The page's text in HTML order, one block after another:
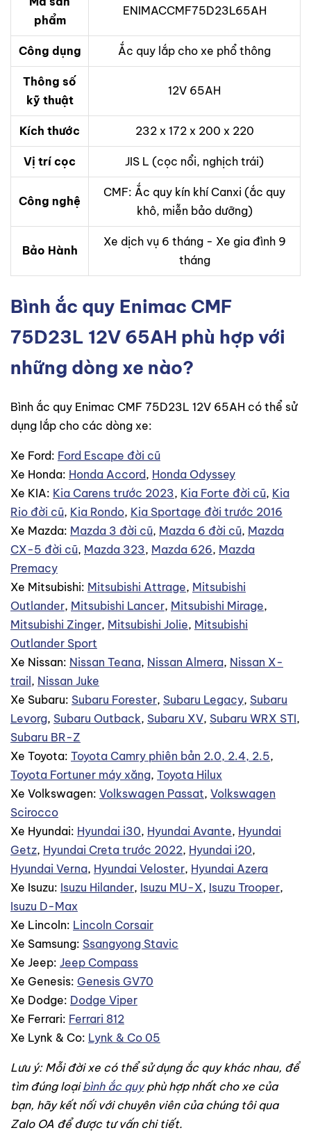
phẩm
ENIMACCMF75D23L65AH
Công dụng Ắc quy lắp cho xe phổ thông
Thông số
kỹ thuật
12V 65AH
Kích thước 232 x 172 x 200 x 220
Vị trí cọc JIS L (cọc nổi, nghịch trái)
Công nghệ
CMF: Ắc quy kín khí Canxi (ắc quy
khô, miễn bảo dưỡng)
Bảo Hành
Xe dịch vụ 6 tháng - Xe gia đình 9
tháng
Bình ắc quy Enimac CMF
75D23L 12V 65AH phù hợp với
những dòng xe nào?
Bình ắc quy Enimac CMF 75D23L 12V 65AH có thể sử
dụng lắp cho các dòng xe:
Xe Ford: Ford Escape đời cũ
Xe Honda: Honda Accord, Honda Odyssey
Xe KIA: Kia Carens trước 2023, Kia Forte đời cũ, Kia
Rio đời cũ, Kia Rondo, Kia Sportage đời trước 2016
Xe Mazda: Mazda 3 đời cũ, Mazda 6 đời cũ, Mazda
CX-5 đời cũ, Mazda 323, Mazda 626, Mazda
Premacy
Xe Mitsubishi: Mitsubishi Attrage, Mitsubishi
Outlander, Mitsubishi Lancer, Mitsubishi Mirage,
Mitsubishi Zinger, Mitsubishi Jolie, Mitsubishi
Outlander Sport
Xe Nissan: Nissan Teana, Nissan Almera, Nissan X-
trail , Nissan Juke
Xe Subaru: Subaru Forester, Subaru Legacy, Subaru
Levorg, Subaru Outback, Subaru XV, Subaru WRX STI,
Subaru BR-Z
Xe Toyota: Toyota Camry phiên bản 2.0, 2.4, 2.5,
Toyota Fortuner máy xăng, Toyota Hilux
Xe Volkswagen: Volkswagen Passat, Volkswagen
Scirocco
Xe Hyundai: Hyundai i30, Hyundai Avante, Hyundai
Getz, Hyundai Creta trước 2022, Hyundai i20,
Hyundai Verna, Hyundai Veloster, Hyundai Azera
Xe Isuzu: Isuzu Hilander, Isuzu MU-X, Isuzu Trooper,
Isuzu D-Max
Xe Lincoln: Lincoln Corsair
Xe Samsung: Ssangyong Stavic
Xe Jeep: Jeep Compass
Xe Genesis: Genesis GV70
Xe Dodge: Dodge Viper
Xe Ferrari: Ferrari 812
Xe Lynk & Co: Lynk & Co 05
Lưu ý: Mỗi đời xe có thể sử dụng ắc quy khác nhau, để
tìm đúng loạibình ắc quyphù hợp nhất cho xe của
bạn, hãy kết nối với chuyên viên của chúng tôi qua
Zalo OA để được tư vấn chi tiết.